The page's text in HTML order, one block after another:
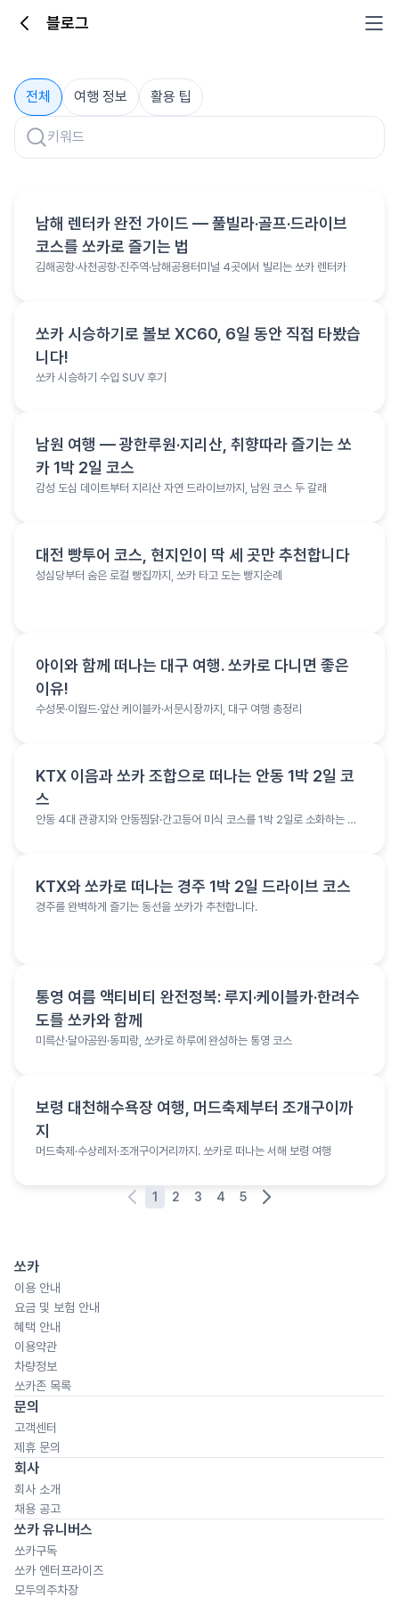
블로그
블로그
전체 여행 정보 활용 팁
여행 정보
남해 렌터카 완전 가이드 — 풀빌라·골프·드라이브
코스를 쏘카로 즐기는 법
김해공항·사천공항·진주역·남해공용터미널 4곳에서 빌리는 쏘카 렌터카
활용 팁
쏘카 시승하기로 볼보 XC60, 6일 동안 직접 타봤습
니다!
쏘카 시승하기 수입 SUV 후기
여행 정보
남원 여행 — 광한루원·지리산, 취향따라 즐기는 쏘
카 1박 2일 코스
감성 도심 데이트부터 지리산 자연 드라이브까지, 남원 코스 두 갈래
여행 정보
대전 빵투어 코스, 현지인이 딱 세 곳만 추천합니다
성심당부터 숨은 로컬 빵집까지, 쏘카 타고 도는 빵지순례
여행 정보
아이와 함께 떠나는 대구 여행. 쏘카로 다니면 좋은
이유!
수성못·이월드·앞산 케이블카·서문시장까지, 대구 여행 총정리
여행 정보
KTX 이음과 쏘카 조합으로 떠나는 안동 1박 2일 코
스
안동 4대 관광지와 안동찜닭·간고등어 미식 코스를 1박 2일로 소화하는 여
여행 정보
KTX와 쏘카로 떠나는 경주 1박 2일 드라이브 코스
경주를 완벽하게 즐기는 동선을 쏘카가 추천합니다.
여행 정보
통영 여름 액티비티 완전정복: 루지·케이블카·한려수
도를 쏘카와 함께
미륵산·달아공원·동피랑, 쏘카로 하루에 완성하는 통영 코스
여행 정보
보령 대천해수욕장 여행, 머드축제부터 조개구이까
지
머드축제·수상레저·조개구이거리까지. 쏘카로 떠나는 서해 보령 여행
1 2 3 4 5
쏘카
이용 안내
요금 및 보험 안내
혜택 안내
이용약관
차량정보
쏘카존 목록
문의
고객센터
제휴 문의
회사
회사 소개
채용 공고
쏘카 유니버스
쏘카구독
쏘카 엔터프라이즈
모두의주차장